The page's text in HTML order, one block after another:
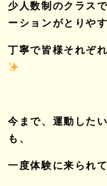
少人数制のクラス
ーションがとりやす
丁寧で皆様それぞ
今まで、運動した
も、
一度体験に来られ